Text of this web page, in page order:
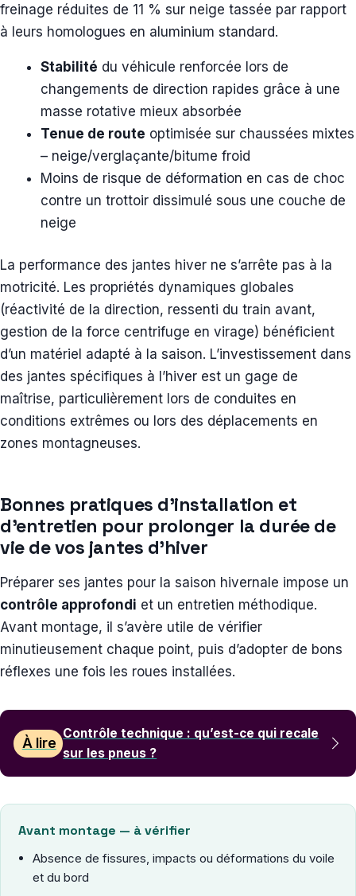
freinage réduites de 11 % sur neige tassée par rapport
à leurs homologues en aluminium standard.
Stabilité du véhicule renforcée lors de
changements de direction rapides grâce à une
masse rotative mieux absorbée
Tenue de route optimisée sur chaussées mixtes
– neige/verglaçante/bitume froid
Moins de risque de déformation en cas de choc
contre un trottoir dissimulé sous une couche de
neige
La performance des jantes hiver ne s’arrête pas à la
motricité. Les propriétés dynamiques globales
(réactivité de la direction, ressenti du train avant,
gestion de la force centrifuge en virage) bénéficient
d’un matériel adapté à la saison. L’investissement dans
des jantes spécifiques à l’hiver est un gage de
maîtrise, particulièrement lors de conduites en
conditions extrêmes ou lors des déplacements en
zones montagneuses.
Bonnes pratiques d’installation et
d’entretien pour prolonger la durée de
vie de vos jantes d’hiver
Préparer ses jantes pour la saison hivernale impose un
contrôle approfondi et un entretien méthodique.
Avant montage, il s’avère utile de vérifier
minutieusement chaque point, puis d’adopter de bons
réflexes une fois les roues installées.
À lire
Contrôle technique : qu’est-ce qui recale
sur les pneus ?
Avant montage — à vérifier
Absence de fissures, impacts ou déformations du voile
et du bord